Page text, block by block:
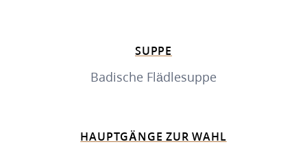
SUPPE
Badische Flädlesuppe
HAUPTGÄNGE ZUR WAHL